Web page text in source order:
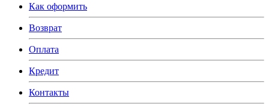
Как оформить
Возврат
Оплата
Кредит
Контакты